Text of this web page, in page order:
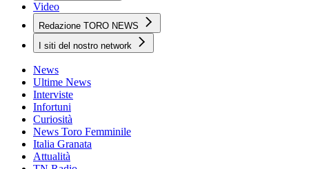
Video
Redazione TORO NEWS
I siti del nostro network
News
Ultime News
Interviste
Infortuni
Curiosità
News Toro Femminile
Italia Granata
Attualità